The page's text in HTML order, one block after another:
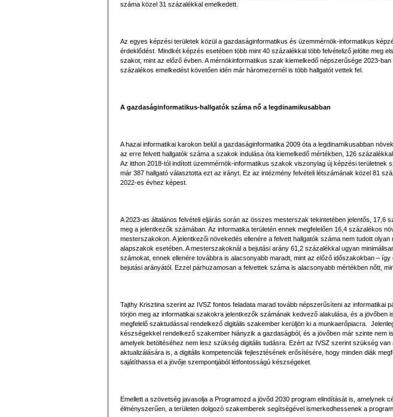
száma közel 31 százalékkal emelkedett.
Az egyes képzési területek közül a gazdaságinformatikus és üzemmérnök-informatikus
érdeklődést. Mindkét képzés esetében több mint 40 százalékkal több felvételiző jelölte meg
szakot, mint az előző évben. A mérnökinformatikus szak kiemelkedő népszerűsége 2023-
százalékos emelkedést követően idén már háromezernél is több hallgatót vettek fel.
A gazdaságinformatikus-hallgatók száma nő a legdinamikusabban
A hazai informatikai karokon belül a gazdaságinformatika 2009 óta a legdinamikusabban
az erre felvett hallgatók száma a szakok indulása óta kiemelkedő mértékben, 126
Az itthon 2018-tól indított üzemmérnök-informatikus szakok viszonylag új képzési területnek
már 387 hallgató választotta ezt az irányt. Ez az intézmény felvételi létszámának közel 81
2022-es évhez képest.
A 2023-as általános felvételi eljárás során az összes mesterszak tekintetében jelentős, 17,6
meg a jelentkezők számában. Az informatika területén ennek megfelelően 16,4 százalékos
mesterszakokon. A jelentkezői növekedés ellenére a felvett hallgatók száma nem tudott olyan
alapszakok esetében. A mesterszakoknál a bejutási arány 61,2 százalékkal ugyan
számokat, ennek ellenére továbbra is alacsonyabb maradt, mint az előző időszakokban –
bejutási arányától. Ezzel párhuzamosan a felvettek száma is alacsonyabb mértékben nőtt,
Tajthy Krisztina szerint az IVSZ fontos feladata marad tovább népszerűsíteni az informatikai
törjön meg az informatikai szakokra jelentkezők számának kedvező alakulása, és a jövőben
megfelelő szaktudással rendelkező digitális szakember kerüljön ki a munkaerőpiacra.
készségekkel rendelkező szakember hiányzik a gazdaságból, és a jövőben már szinte nem
amelyek betöltéséhez nem lesz szükség digitális tudásra. Ezért az IVSZ szerint szükség van
aktualizálására is, a digitális kompetenciák fejlesztésének erősítésére, hogy minden diák
sajátíthassa el a jövője szempontjából létfontosságú készségeket.
Emellett a szövetség javasolja a Programozd a jövőd 2030 program elindítását is, amelynek
élményszerűen, a területen dolgozó szakemberek segítségével ismerkedhessenek a